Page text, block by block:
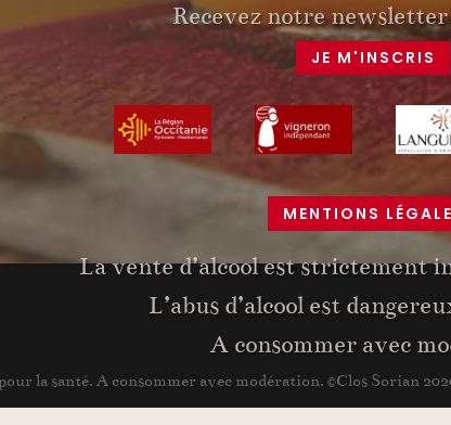
Recevez notre newsletter
JE M'INSCRIS
MENTIONS
La vente d’alcool est strictement
L’abus d’alcool est
A consommer avec
la santé. A consommer avec modération. ©Clos Sorian